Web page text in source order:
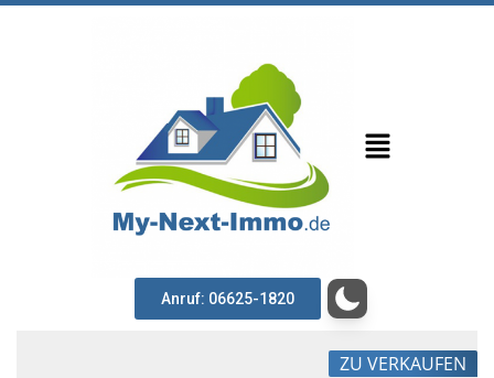
Anruf: 06625-1820
ZU VERKAUFEN